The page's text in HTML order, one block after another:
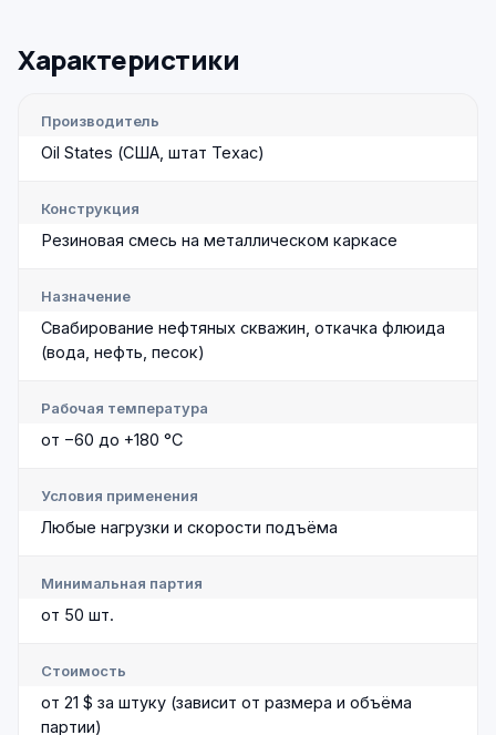
Характеристики
Производитель
Oil States (США, штат Техас)
Конструкция
Резиновая смесь на металлическом каркасе
Назначение
Свабирование нефтяных скважин, откачка флюида
(вода, нефть, песок)
Рабочая температура
от −60 до +180 °C
Условия применения
Любые нагрузки и скорости подъёма
Минимальная партия
от 50 шт.
Стоимость
от 21 $ за штуку (зависит от размера и объёма
партии)